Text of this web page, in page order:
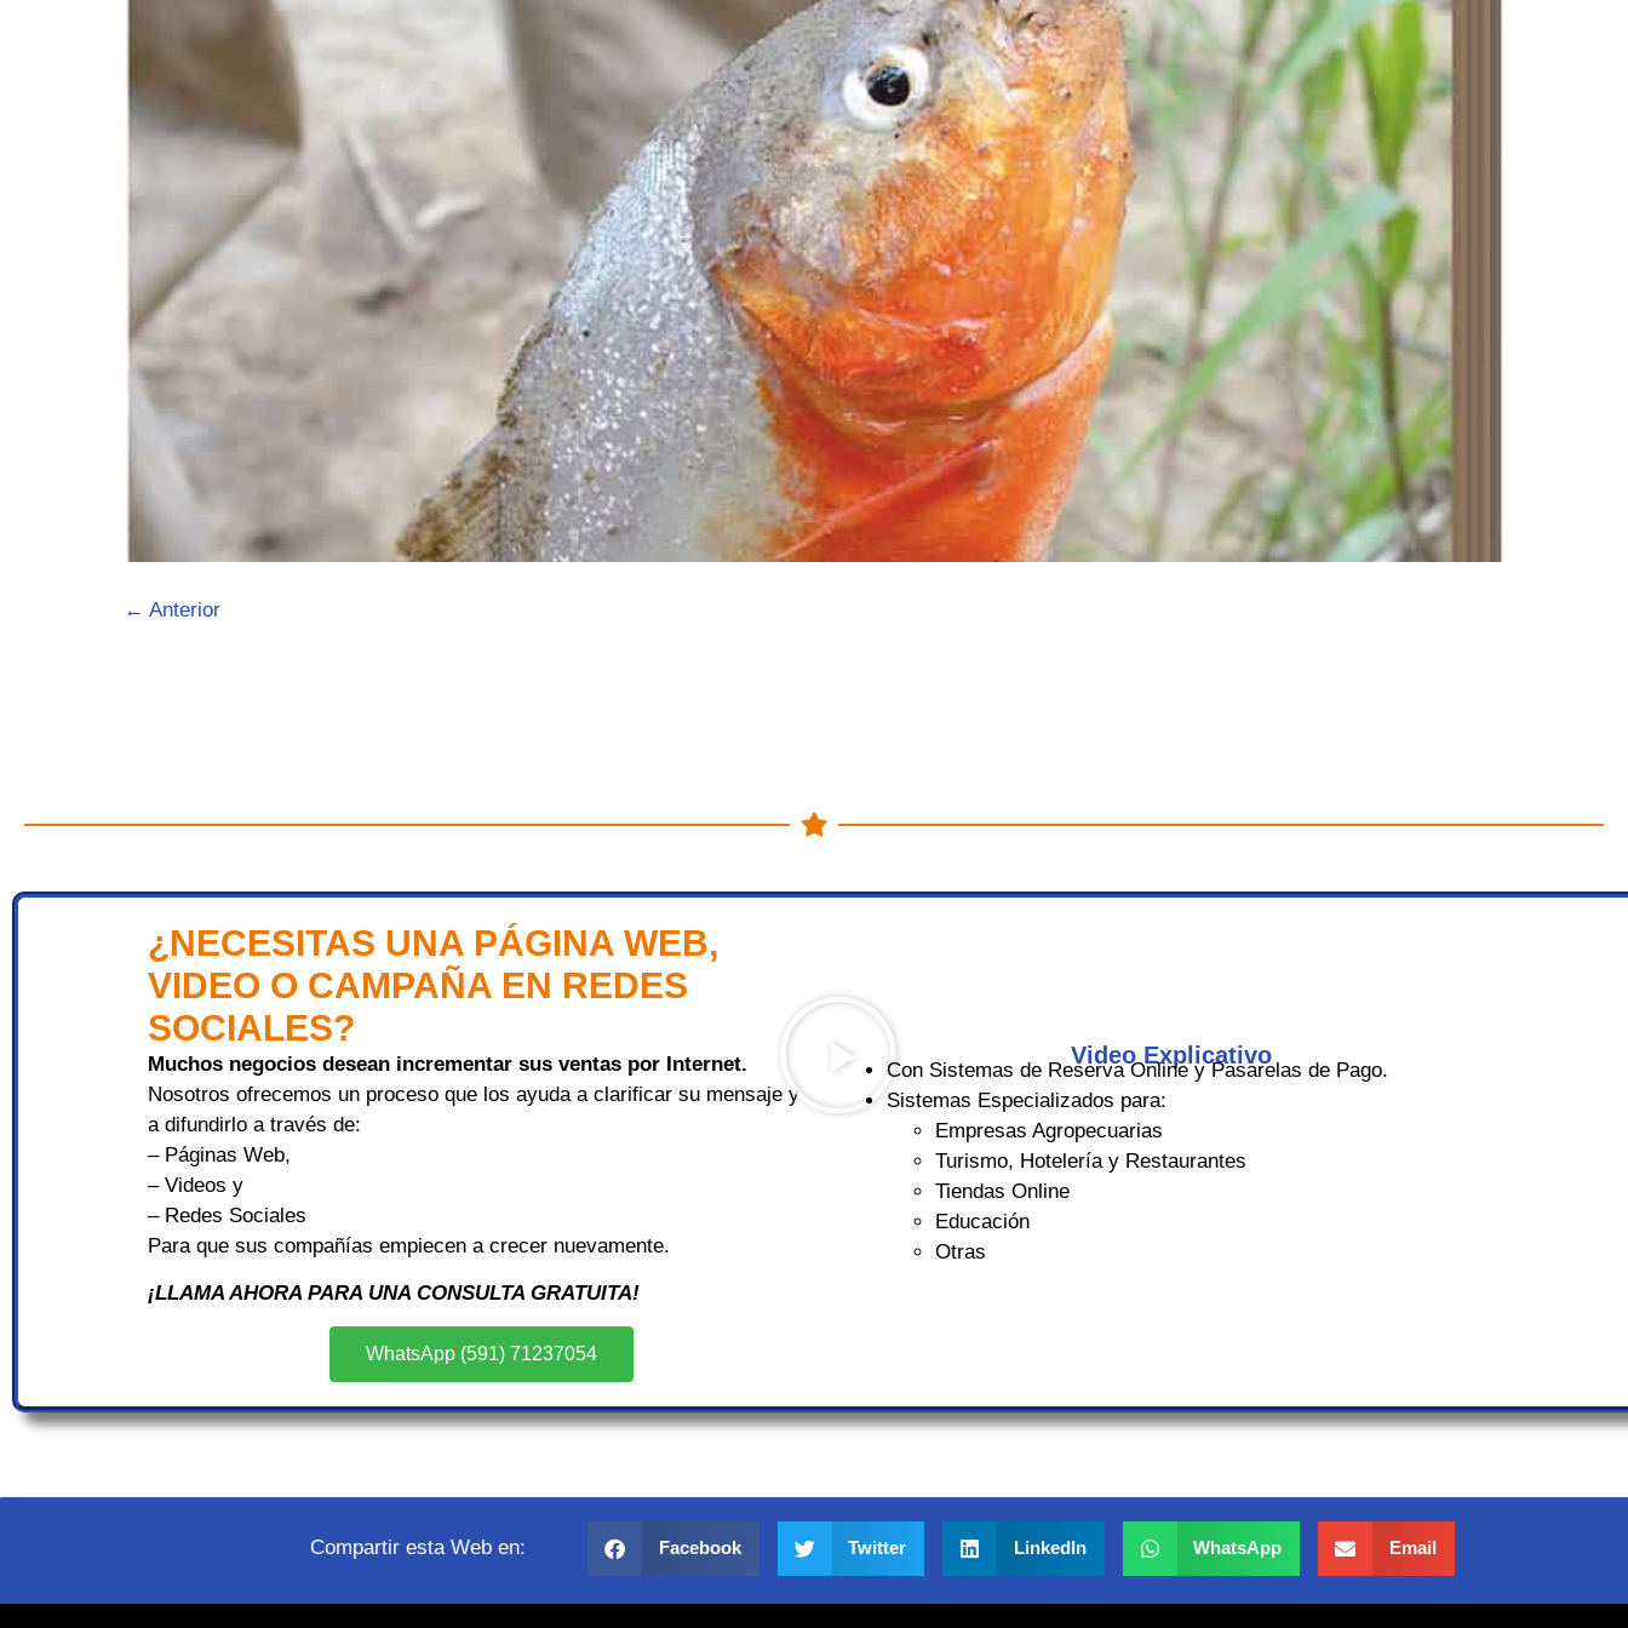
← Anterior
¿NECESITAS UNA PÁGINA WEB,
VIDEO O CAMPAÑA EN REDES
SOCIALES?
Muchos negocios desean incrementar sus ventas por Internet.
Nosotros ofrecemos un proceso que los ayuda a clarificar su mensaje y
a difundirlo a través de:
– Páginas Web,
– Videos y
– Redes Sociales
Para que sus compañías empiecen a crecer nuevamente.
¡LLAMA AHORA PARA UNA CONSULTA GRATUITA!
WhatsApp (591) 71237054
Video Explicativo
Con Sistemas de Reserva Online y Pasarelas de Pago.
Sistemas Especializados para:
Empresas Agropecuarias
Turismo, Hotelería y Restaurantes
Tiendas Online
Educación
Otras
Compartir esta Web en: Facebook Twitter LinkedIn WhatsApp Email